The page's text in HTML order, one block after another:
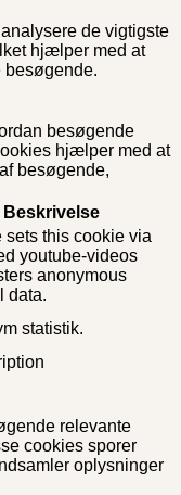
de vigtigste
hjælper med at
besøgende.
besøgende
hjælper med at
besøgende,
Beskrivelse
sets this cookie via
youtube-videos
anonymous
data.
statistik.
relevante
cookies sporer
oplysninger